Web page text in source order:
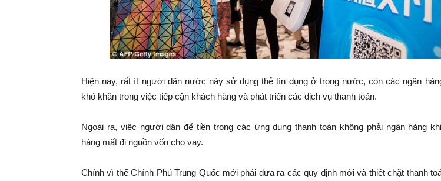
Hiện nay, rất ít người dân nước này sử dụng thẻ tín dụng ở trong nước, còn các ngân
khó khăn trong việc tiếp cận khách hàng và phát triển các dịch vụ thanh toán.
Ngoài ra, việc người dân để tiền trong các ứng dụng thanh toán không phải ngân hàng
hàng mất đi nguồn vốn cho vay.
Chính vì thế Chính Phủ Trung Quốc mới phải đưa ra các quy định mới và thiết chặt thanh